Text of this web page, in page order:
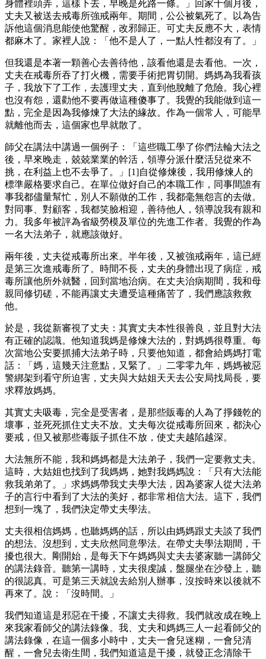
身體裡頭弄，這樣下去，早晚是死路一條。」回家十個月後，
丈夫又被送去戒毒所強戒兩年。期間，公公被氣死了。以為告
訴他這個消息能使他驚醒，改邪歸正。可丈夫反應不大，表情
都麻木了。家裡人說：「他不是人了，一點人性都沒有了。」
但我還是本著一顆善心去善待他，該看他還是去看他。一次，
丈夫在戒毒所吞了打火機，需要手術把胃切開。媽媽為我看孩
子，我放下了工作，去護理丈夫，直到他脫離了危險。我心裡
也沒有怨，還勸他不要再做這種傻事了。我覺的我能做到這一
點，完全是因為我修煉了大法的緣故。作為一個常人，可能早
就離他而去，這個家也早就散了。
師父在講法中講過一個例子：「這些職工學了你們法輪大法之
後，早來晚走，兢兢業業的幹活，領導分派什麼活兒從來不
挑，在利益上也不去爭了。」[1]自從修煉後，我用修煉人的
標準嚴格要求自己。在單位做好自己的本職工作，同事間誰有
事我都儘量幫忙，別人不願做的工作，我都毫無怨言的去做。
對同事、對顧客，我都笑臉相迎，善待他人，領導說我有親和
力。我多年被評為省級勞模及單位的先進工作者。我覺的作為
一名大法弟子，就應該做好。
兩年後，丈夫從戒毒所出來。半年後，又被強戒兩年，這已經
是第三次進戒毒所了。時間不長，丈夫的身體出現了病症，戒
毒所讓他所外就醫，回到當地治病。在丈夫治病期間，我和母
親同修切磋，不能再讓丈夫遭受這種痛苦了，我們應該救救
他。
於是，我從新審視了丈夫：其實丈夫本性很善良，並且對大法
有正確的認識。他知道我媽是修煉大法的，對媽媽很尊重。每
次當地公安要抓捕大法弟子時，只要他知道，都會給媽媽打電
話：「媽，這幾天注意點，又緊了。」二零零九年，媽媽被惡
警綁架到看守所迫害，丈夫與大姑姐天天去公安局找局長，要
求釋放媽媽。
其實丈夫吸毒，完全是受害者，是那些販毒的人為了掙錢乾的
壞事，並死死抓住丈夫不放。丈夫每次從戒毒所回來，都決心
要戒，但又被那些毒販子抓住不放，使丈夫越陷越深。
大法無所不能，我和媽媽都是大法弟子，我們一定要救丈夫。
這時，大姑姐也找到了我媽媽，她對我媽媽說：「只有大法能
救我弟弟了。」求媽媽帶我丈夫學大法，因為婆家人從大法弟
子的言行中看到了大法的美好，都非常相信大法。這下，我們
想到一塊了，我們決定帶丈夫學法。
丈夫很相信媽媽，也聽媽媽的話，所以由媽媽跟丈夫談了我們
的想法。沒想到，丈夫欣然同意學法。在帶丈夫學法期間，干
擾也很大。剛開始，是每天下午媽媽與丈夫去婆家聽一講師父
的講法錄音。聽第一講時，丈夫很虔誠，盤腿坐在沙發上，聽
的很認真。可是第三天就說去給別人辦事，沒按時來以後就不
再來了。說：「沒時間。」
我們知道這是邪惡在干擾，不讓丈夫得救。我們就改成在晚上
來我家看師父的講法錄像。我、丈夫和媽媽三人一起看師父的
講法錄像，在這一個多小時中，丈夫一會兒迷糊，一會兒清
醒，一會兒去衛生間，我們知道這是干擾，就發正念清除干